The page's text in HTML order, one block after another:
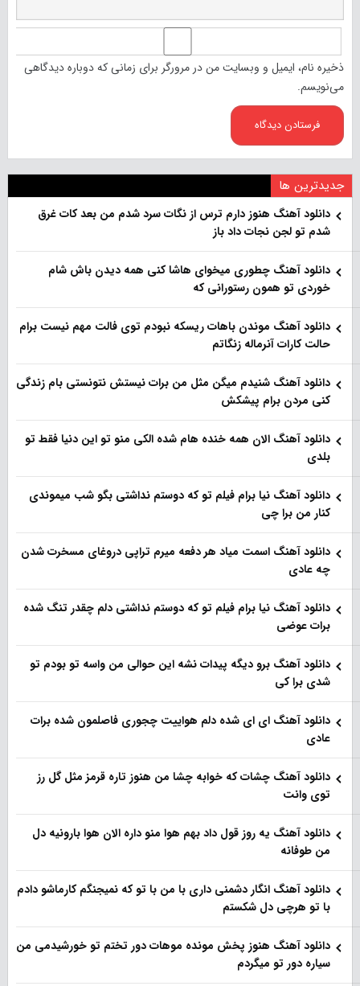
ذخیره نام، ایمیل و وبسایت من در مرورگر برای زمانی که دوباره دیدگاهی
می‌نویسم.
جدیدترین ها
دانلود آهنگ هنو‌ز دارم ترس از نگات سرد شدم من بعد کات غرق
شدم تو لجن نجات داد باز
دانلود آهنگ چطوری میخوای هاشا کنی همه دیدن باش شام
خوردی تو همون رستورانی که
دانلود آهنگ موندن باهات ریسکه نبودم توی فالت مهم نیست برام
حالت کارات آنرماله زنگاتم
دانلود آهنگ شنیدم میگن مثل من برات نیستش نتونستی بام زندگی
کنی مردن برام پیشکش
دانلود آهنگ الان همه خنده هام شده الکی منو تو این دنیا فقط تو
بلدی
دانلود آهنگ نیا برام فیلم تو‌ که دوستم نداشتی بگو شب میموندی
کنار من برا چی
دانلود آهنگ اسمت میاد هر دفعه میرم تراپی دروغای مسخرت شدن
چه عادی
دانلود آهنگ نیا برام فیلم تو‌ که دوستم نداشتی دلم چقدر تنگ شده
برات عوضی
دانلود آهنگ برو دیگه پیدات نشه این حوالی من واسه تو‌ بودم تو
شدی برا کی
دانلود آهنگ ای ای شده دلم هواییت چجوری فاصلمون شده برات
عادی
دانلود آهنگ چشات که خوابه چشا من هنوز تاره قرمز مثل گل رز
توی وانت
دانلود آهنگ یه روز قول داد بهم هوا منو داره الان هوا بارونیه دل
من طوفانه
دانلود آهنگ انگار دشمنی داری با من با تو که نمیجنگم کارماشو دادم
با تو هرچی دل شکستم
دانلود آهنگ هنوز پخش مونده موهات دور تختم تو خورشیدمی من
سیاره دور تو میگردم